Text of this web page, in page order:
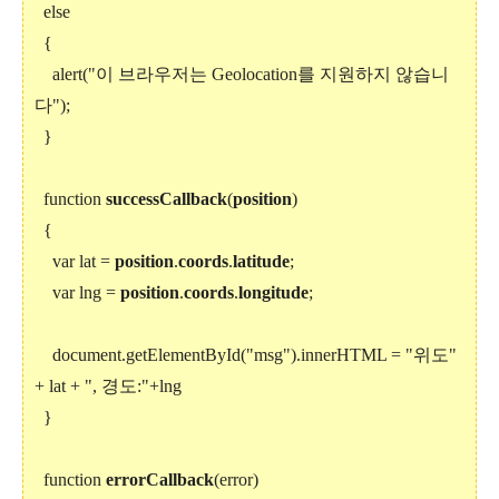
else
{
alert("이 브라우저는 Geolocation를 지원하지 않습니
다");
}
function successCallback(position)
{
var lat = position.coords.latitude;
var lng = position.coords.longitude;
document.getElementById("msg").innerHTML = "위도"
+ lat + ", 경도:"+lng
}
function errorCallback(error)